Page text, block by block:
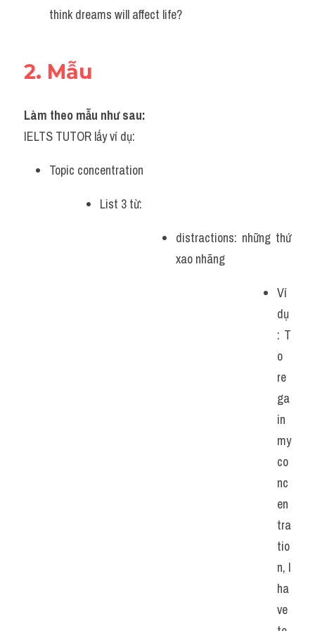
think dreams will affect life?
2. Mẫu
Làm theo mẫu như sau:
IELTS TUTOR lấy ví dụ:
Topic concentration
List 3 từ:
distractions: những thứ
xao nhãng
Ví
dụ
: T
o
re
ga
in
my
co
nc
en
tra
tio
n, I
ha
ve